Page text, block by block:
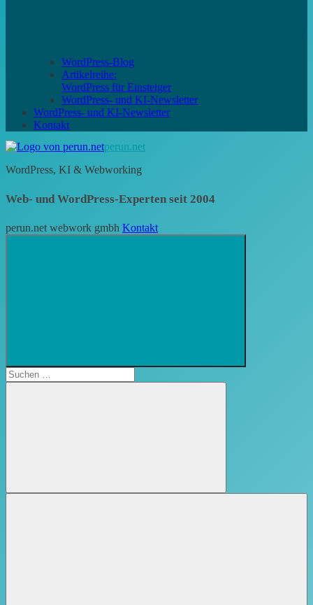
WordPress-Blog
Artikelreihe:
WordPress für Einsteiger
WordPress- und KI-Newsletter
WordPress- und KI-Newsletter
Kontakt
perun.net
WordPress, KI & Webworking
Web- und WordPress-Experten seit 2004
perun.net webwork gmbh Kontakt
öffnen
Suchen
nach:
Suchen